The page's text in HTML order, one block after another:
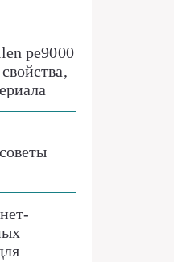
pe9000